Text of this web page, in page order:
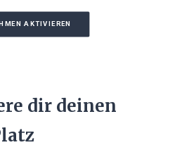
AKTIVIEREN
dir deinen